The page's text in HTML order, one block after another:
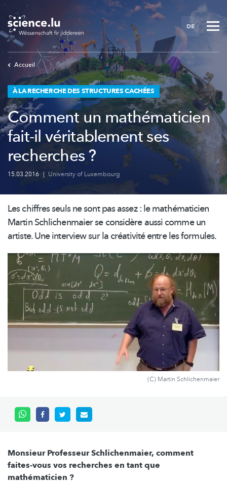
Skip
main
content
DE
Accueil
À LA RECHERCHE DES STRUCTURES CACHÉES
Comment un mathématicien
fait-il véritablement ses
recherches ?
15.03.2016 | University of Luxembourg
Les chiffres seuls ne sont pas assez : lemathématicien
Martin Schlichenmaierse considère aussi comme un
artiste. Une interview sur la créativité entre les formules.
(C) Martin Schlichenmaier
Monsieur Professeur Schlichenmaier, comment
faites-vous vos recherches en tant que
mathématicien ?